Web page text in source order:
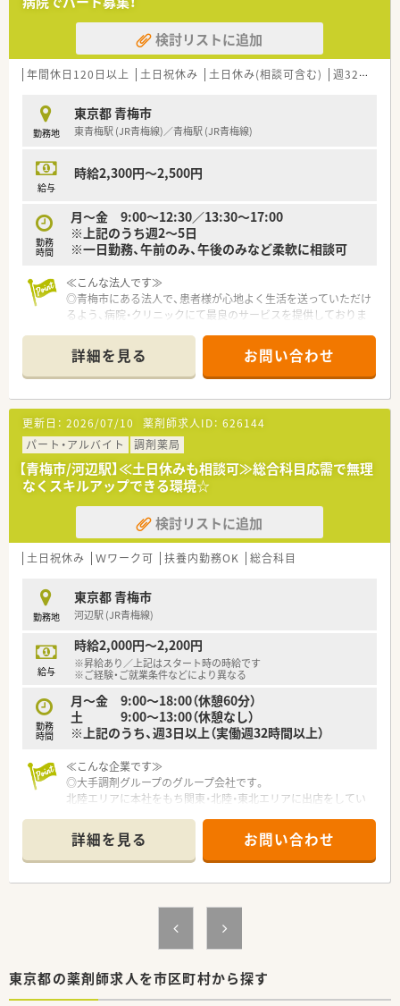
検討リストに追加
年間休日120日以上 土日祝休み 土日休み(相談可含む) 週32h以上
勤務地
東京都 青梅市
東青梅駅 (JR青梅線)／青梅駅 (JR青梅線)
給与
時給2,300円～2,500円
勤務
時間
月～金 9:00～12:30／13:30～17:00
※上記のうち週2～5日
※一日勤務、午前のみ、午後のみなど柔軟に相談可
≪こんな法人です≫
◎青梅市にある法人で、患者様が心地よく生活を送っていただけ
るよう、病院・クリニックにて最良のサービスを提供しておりま
◎患者様やご家族の方が安心していただけるよう、病院一体とな
ったチーム医療を提供できる病院づくりを行っております。
≪病院特徴≫
◎希少な土日祝日休みの求人です！
◎調剤・監査業務の他、病棟業務やDI業務、各種委員会活動にも
参加することができます。
◎残業も少ないため、メリハリをつけて働くことができます！
詳細を見る お問い合わせ
更新日： 2026/07/10 薬剤師求人ID： 626144
パート・アルバイト
調剤薬局
【青梅市/河辺駅】≪土日休みも相談可≫総合科目応需で無理
なくスキルアップできる環境☆
検討リストに追加
土日祝休み Ｗワーク可 扶養内勤務OK 総合科目
勤務地
東京都 青梅市
河辺駅 (JR青梅線)
給与
時給2,000円～2,200円
※昇給あり／上記はスタート時の時給です
※ご経験・ご就業条件などにより異なる
勤務
時間
月〜金 9:00〜18:00（休憩60分）
土 9:00〜13:00（休憩なし）
※上記のうち、週3日以上（実働週32時間以上）
≪こんな企業です≫
◎大手調剤グループのグループ会社です。
北陸エリアに本社をもち関東・北陸・東北エリアに出店をしてい
◎広範囲のエリアに店舗展開をしていますが、転居を伴う異動は
基本ございません。
◎ひとり当たりの対応数を無理なく設定していて、諸条件につい
ても長くご勤務いただけてるように配慮されています。
詳細を見る お問い合わせ
東京都の薬剤師求人を市区町村から探す